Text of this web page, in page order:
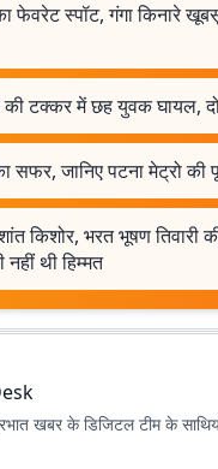
फेवरेट स्पॉट, गंगा किनारे
टक्कर में छह युवक घायल,
जानिए पटना मेट्रो की
किशोर, भरत भूषण तिवारी
थी हिम्मत
खबर के डिजिटल टीम के